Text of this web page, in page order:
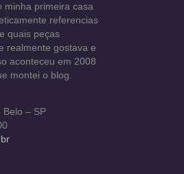
minha primeira casa
referencias
quais peças
realmente gostava e
aconteceu em 2008
montei o blog.
Belo – SP